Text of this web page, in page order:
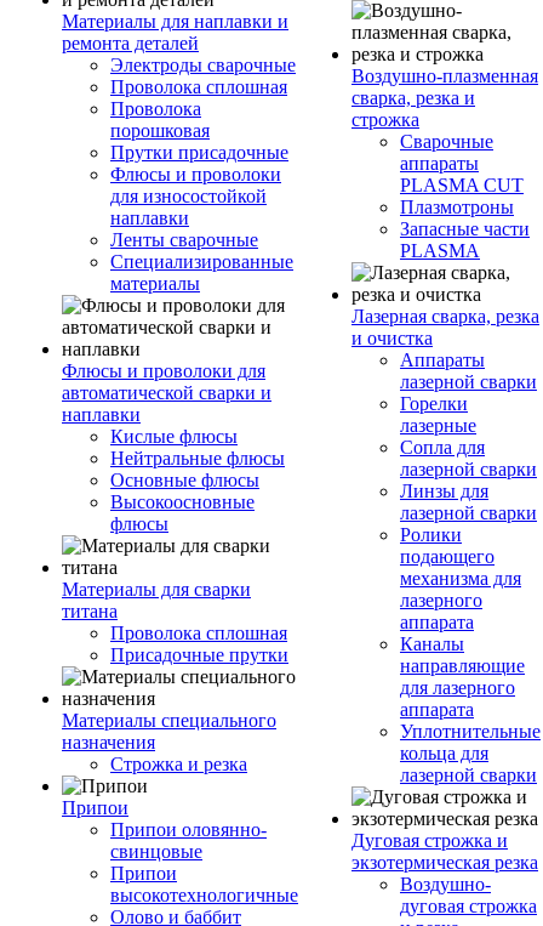
Материалы для наплавки и
ремонта деталей
Электроды сварочные
Проволока сплошная
Проволока
порошковая
Прутки присадочные
Флюсы и проволоки
для износостойкой
наплавки
Ленты сварочные
Специализированные
материалы
Флюсы и проволоки для
автоматической сварки и
наплавки
Кислые флюсы
Нейтральные флюсы
Основные флюсы
Высокоосновные
флюсы
Материалы для сварки
титана
Проволока сплошная
Присадочные прутки
Материалы специального
назначения
Строжка и резка
Припои
Припои оловянно-
свинцовые
Припои
высокотехнологичные
Олово и баббит
Воздушно-плазменная
сварка, резка и
строжка
Сварочные
аппараты
PLASMA CUT
Плазмотроны
Запасные части
PLASMA
Лазерная сварка, резка
и очистка
Аппараты
лазерной сварки
Горелки
лазерные
Сопла для
лазерной сварки
Линзы для
лазерной сварки
Ролики
подающего
механизма для
лазерного
аппарата
Каналы
направляющие
для лазерного
аппарата
Уплотнительные
кольца для
лазерной сварки
Дуговая строжка и
экзотермическая резка
Воздушно-
дуговая строжка